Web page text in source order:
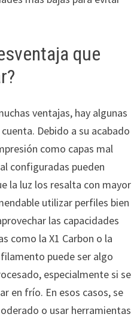
que
ventajas, hay algunas
Debido a su acabado
como capas mal
configuradas pueden
la luz los resalta con mayor
utilizar perfiles bien
las capacidades
como la X1 Carbon o la
puede ser algo
especialmente si se
en frío. En esos casos, se
o usar herramientas